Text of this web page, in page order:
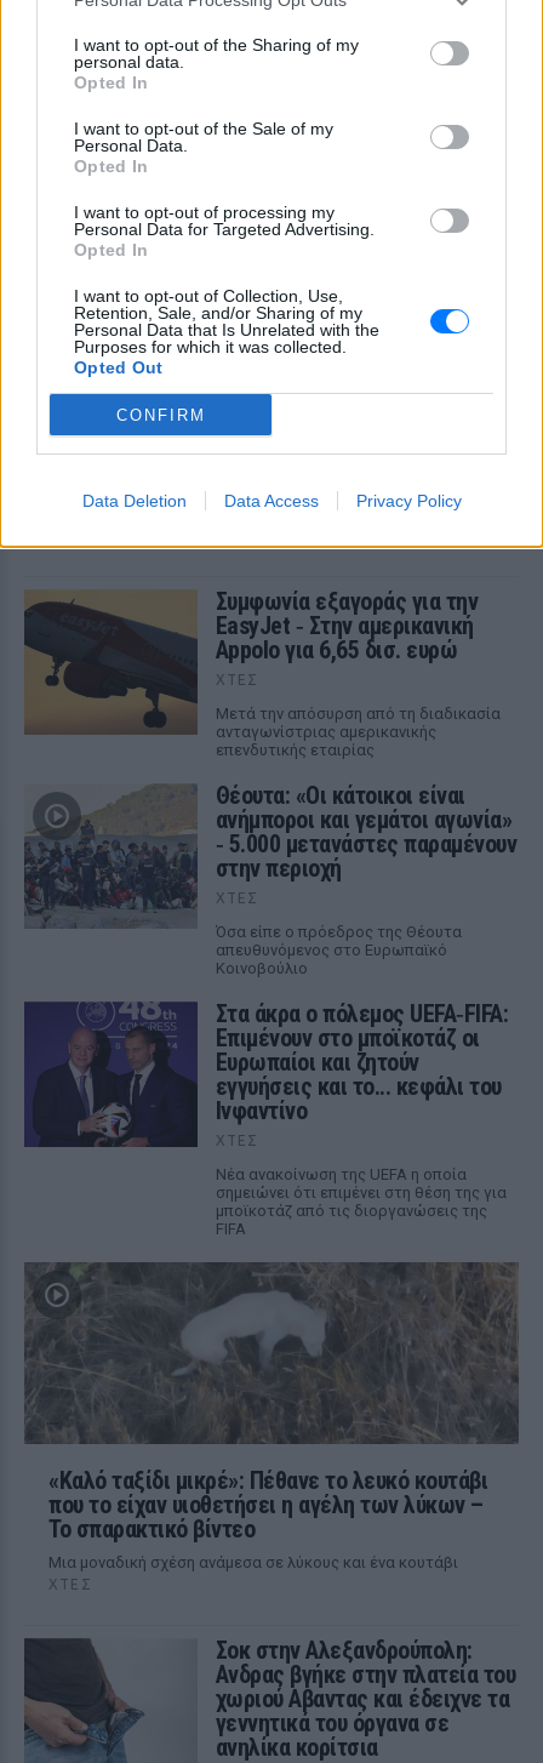
I want to opt-out of the Sharing of my
personal data.
Opted In
I want to opt-out of the Sale of my
Personal Data.
Opted In
I want to opt-out of processing my
Personal Data for Targeted Advertising.
Opted In
I want to opt-out of Collection, Use,
Retention, Sale, and/or Sharing of my
Personal Data that Is Unrelated with the
Purposes for which it was collected.
Opted Out
CONFIRM
Data Deletion Data Access Privacy Policy
εστιατόρια, παμπ και θέατρα
στη Βρετανία τα απαγορεύουν
αλυσίδα Wetherspoons και τον όμιλο ATG
Theatres, ολοένα περισσότεροι χώροι
Ο εκλεκτός του Τραμπ: Το κρυφό σχέδιο
διαδοχής στην ηγεσία του MAGA
Ο Ντόναλντ Τραμπ φέρεται να έδωσε ιδιωτικά το πιο
διαδόχου του στο Ρεπουμπλικανικό Κόμμα, ενώ παράλληλα
διατηρεί ανοιχτή την εξίσωση με τον Μάρκο Ρούμπιο.
Συμφωνία εξαγοράς για την
EasyJet ‑ Στην αμερικανική
Appolo για 6,65 δισ. ευρώ
ΧΤΕΣ
Μετά την απόσυρση από τη διαδικασία
ανταγωνίστριας αμερικανικής
επενδυτικής εταιρίας
Θέουτα: «Οι κάτοικοι είναι
ανήμποροι και γεμάτοι αγωνία»
‑ 5.000 μετανάστες παραμένουν
στην περιοχή
ΧΤΕΣ
Όσα είπε ο πρόεδρος της Θέουτα
απευθυνόμενος στο Ευρωπαϊκό
Κοινοβούλιο
Στα άκρα ο πόλεμος UEFA‑FIFA:
Επιμένουν στο μποϊκοτάζ οι
Ευρωπαίοι και ζητούν
εγγυήσεις και το... κεφάλι του
Ινφαντίνο
ΧΤΕΣ
Νέα ανακοίνωση της UEFA η οποία
σημειώνει ότι επιμένει στη θέση της για
μποϊκοτάζ από τις διοργανώσεις της
FIFA
«Καλό ταξίδι μικρέ»: Πέθανε το λευκό κουτάβι
που το είχαν υιοθετήσει η αγέλη των λύκων –
Το σπαρακτικό βίντεο
Μια μοναδική σχέση ανάμεσα σε λύκους και ένα κουτάβι
ΧΤΕΣ
Σοκ στην Αλεξανδρούπολη:
Ανδρας βγήκε στην πλατεία του
χωριού Αβαντας και έδειχνε τα
γεννητικά του όργανα σε
ανηλίκα κορίτσια